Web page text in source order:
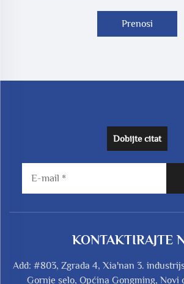
Prenosi
Dobijte citat
KONTAKTIRAJTE
Add: #803, Zgrada 4, Xia'nan 3.
Gornje selo, Općina Gongming, Novi